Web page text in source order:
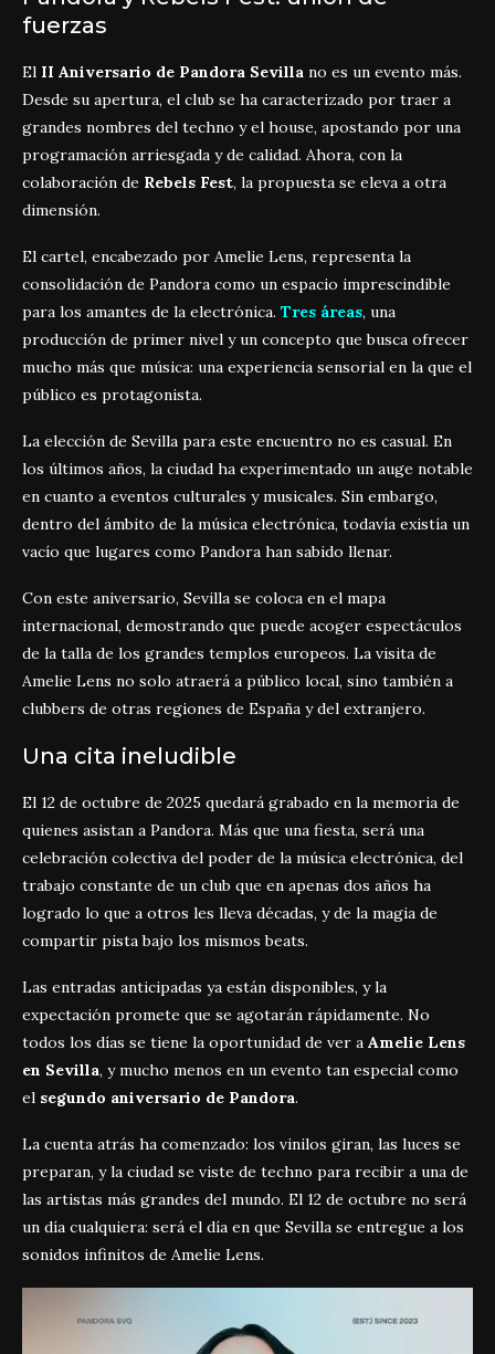
fuerzas
El II Aniversario de Pandora Sevilla no es un evento más.
Desde su apertura, el club se ha caracterizado por traer a
grandes nombres del techno y el house, apostando por una
programación arriesgada y de calidad. Ahora, con la
colaboración de Rebels Fest, la propuesta se eleva a otra
dimensión.
El cartel, encabezado por Amelie Lens, representa la
consolidación de Pandora como un espacio imprescindible
para los amantes de la electrónica. Tres áreas, una
producción de primer nivel y un concepto que busca ofrecer
mucho más que música: una experiencia sensorial en la que el
público es protagonista.
La elección de Sevilla para este encuentro no es casual. En
los últimos años, la ciudad ha experimentado un auge notable
en cuanto a eventos culturales y musicales. Sin embargo,
dentro del ámbito de la música electrónica, todavía existía un
vacío que lugares como Pandora han sabido llenar.
Con este aniversario, Sevilla se coloca en el mapa
internacional, demostrando que puede acoger espectáculos
de la talla de los grandes templos europeos. La visita de
Amelie Lens no solo atraerá a público local, sino también a
clubbers de otras regiones de España y del extranjero.
Una cita ineludible
El 12 de octubre de 2025 quedará grabado en la memoria de
quienes asistan a Pandora. Más que una fiesta, será una
celebración colectiva del poder de la música electrónica, del
trabajo constante de un club que en apenas dos años ha
logrado lo que a otros les lleva décadas, y de la magia de
compartir pista bajo los mismos beats.
Las entradas anticipadas ya están disponibles, y la
expectación promete que se agotarán rápidamente. No
todos los días se tiene la oportunidad de ver a Amelie Lens
en Sevilla, y mucho menos en un evento tan especial como
el segundo aniversario de Pandora.
La cuenta atrás ha comenzado: los vinilos giran, las luces se
preparan, y la ciudad se viste de techno para recibir a una de
las artistas más grandes del mundo. El 12 de octubre no será
un día cualquiera: será el día en que Sevilla se entregue a los
sonidos infinitos de Amelie Lens.